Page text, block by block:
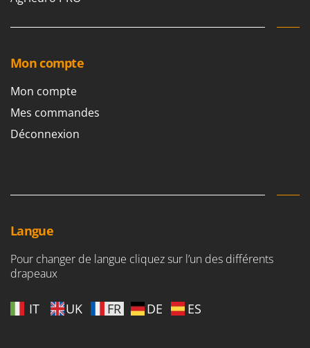
Mon compte
Mon compte
Mes commandes
Déconnexion
Langue
Pour changer de langue cliquez sur l’un des différents
drapeaux
IT UK FR DE ES